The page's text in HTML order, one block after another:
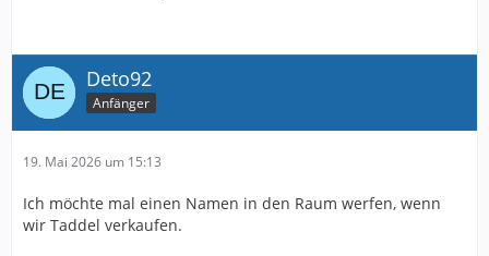
Deto92
Anfänger
19. Mai 2026 um 15:13
Ich möchte mal einen Namen in den Raum werfen, wenn
wir Taddel verkaufen.